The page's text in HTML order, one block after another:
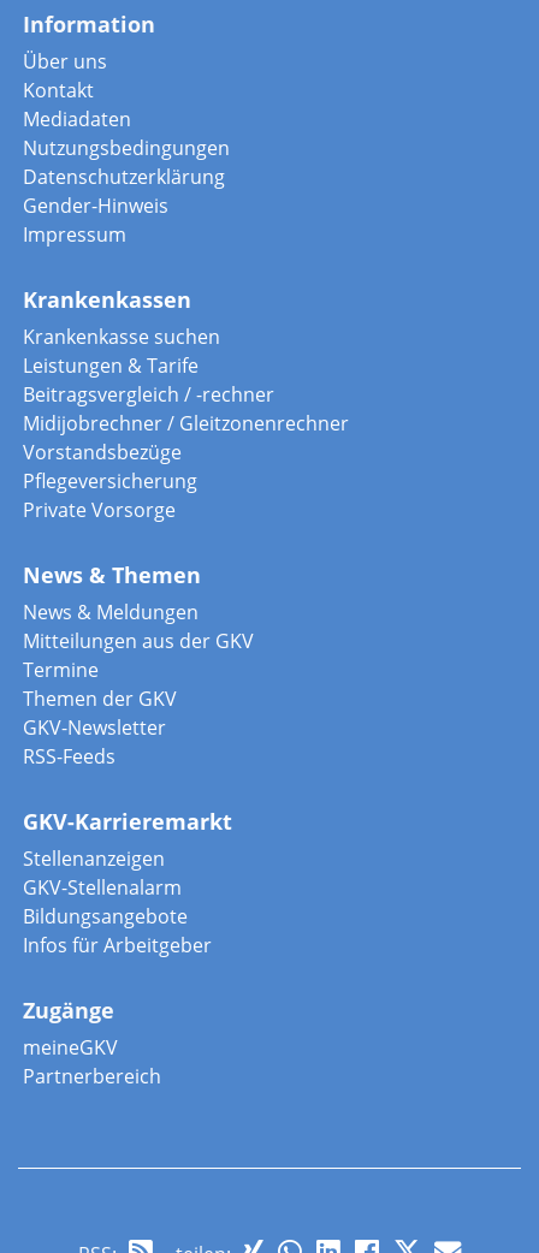
Information
Über uns
Kontakt
Mediadaten
Nutzungsbedingungen
Datenschutzerklärung
Gender-Hinweis
Impressum
Krankenkassen
Krankenkasse suchen
Leistungen & Tarife
Beitragsvergleich / -rechner
Midijobrechner / Gleitzonenrechner
Vorstandsbezüge
Pflegeversicherung
Private Vorsorge
News & Themen
News & Meldungen
Mitteilungen aus der GKV
Termine
Themen der GKV
GKV-Newsletter
RSS-Feeds
GKV-Karrieremarkt
Stellenanzeigen
GKV-Stellenalarm
Bildungsangebote
Infos für Arbeitgeber
Zugänge
meineGKV
Partnerbereich